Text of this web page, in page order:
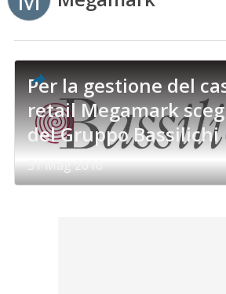
Per la gestione del
retail Megamark
del Gruppo Bassilichi
31 Mag 2016